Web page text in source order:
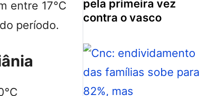
entre 17°C
período.
pela primeira vez
contra o vasco